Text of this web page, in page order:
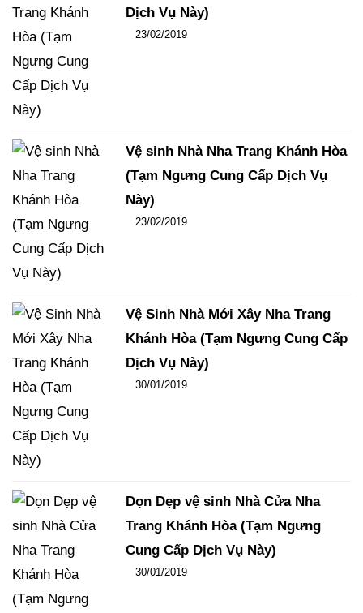
Dịch Vụ Này)
Đăng ngày
23/02/2019
Vệ sinh Nhà Nha Trang Khánh Hòa
(Tạm Ngưng Cung Cấp Dịch Vụ
Này)
Đăng ngày
23/02/2019
Vệ Sinh Nhà Mới Xây Nha Trang
Khánh Hòa (Tạm Ngưng Cung Cấp
Dịch Vụ Này)
Đăng ngày
30/01/2019
Dọn Dẹp vệ sinh Nhà Cửa Nha
Trang Khánh Hòa (Tạm Ngưng
Cung Cấp Dịch Vụ Này)
Đăng ngày
30/01/2019